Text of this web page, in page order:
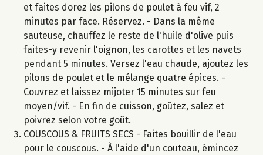
et faites dorez les pilons de poulet à feu vif, 2
minutes par face. Réservez. - Dans la même
sauteuse, chauffez le reste de l'huile d'olive puis
faites-y revenir l'oignon, les carottes et les navets
pendant 5 minutes. Versez l'eau chaude, ajoutez les
pilons de poulet et le mélange quatre épices. -
Couvrez et laissez mijoter 15 minutes sur feu
moyen/vif. - En fin de cuisson, goûtez, salez et
poivrez selon votre goût.
COUSCOUS & FRUITS SECS - Faites bouillir de l'eau
pour le couscous. - À l'aide d'un couteau, émincez